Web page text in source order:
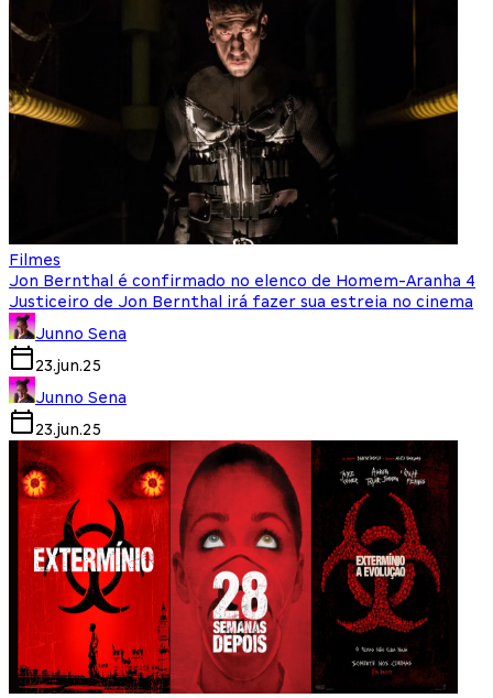
Filmes
Jon Bernthal é confirmado no elenco de Homem-Aranha 4
Justiceiro de Jon Bernthal irá fazer sua estreia no cinema
Junno Sena
23.jun.25
Junno Sena
23.jun.25